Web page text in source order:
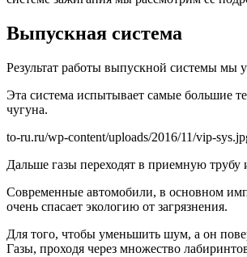
Выпускная система
Результат работы выпускной системы мы
Эта система испытывает самые большие
чугуна.
to-ru.ru/wp-content/uploads/2016/11/vip-
Дальше газы переходят в приемную
Современные автомобили, в основном
очень спасает экологию от загрязнения.
Для того, чтобы уменьшить шум, а он
Газы, проходя через множество